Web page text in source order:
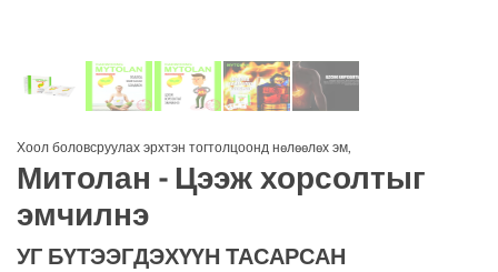
Хоол боловсруулах эрхтэн тогтолцоонд нөлөөлөх эм,
Митолан - Цээж хорсолтыг
эмчилнэ
УГ БҮТЭЭГДЭХҮҮН ТАСАРСАН